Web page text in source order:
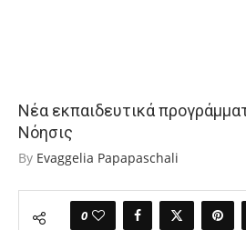
Νέα εκπαιδευτικά
Νόησις
By Evaggelia Papapaschali
0